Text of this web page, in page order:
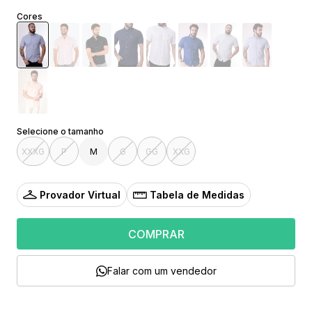
Cores
XXXG P M G GG XXG
Provador Virtual Tabela de Medidas
COMPRAR
Falar com um vendedor